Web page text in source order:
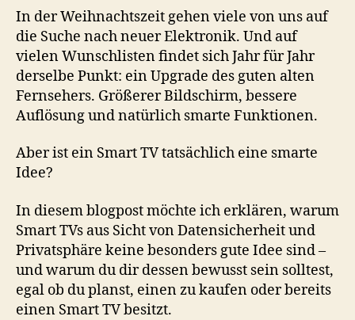
In der Weihnachtszeit gehen viele von uns auf
die Suche nach neuer Elektronik. Und auf
vielen Wunschlisten findet sich Jahr für Jahr
derselbe Punkt: ein Upgrade des guten alten
Fernsehers. Größerer Bildschirm, bessere
Auflösung und natürlich smarte Funktionen.
Aber ist ein Smart TV tatsächlich eine smarte
Idee?
In diesem blogpost möchte ich erklären, warum
Smart TVs aus Sicht von Datensicherheit und
Privatsphäre keine besonders gute Idee sind –
und warum du dir dessen bewusst sein solltest,
egal ob du planst, einen zu kaufen oder bereits
einen Smart TV besitzt.